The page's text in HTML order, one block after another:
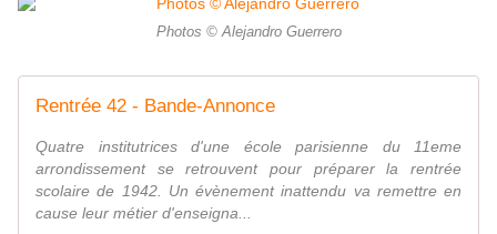
Photos © Alejandro Guerrero
Rentrée 42 - Bande-Annonce
Quatre institutrices d'une école parisienne du 11eme
arrondissement se retrouvent pour préparer la rentrée
scolaire de 1942. Un évènement inattendu va remettre en
cause leur métier d'enseigna...